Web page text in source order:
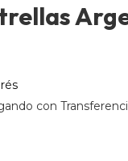
con